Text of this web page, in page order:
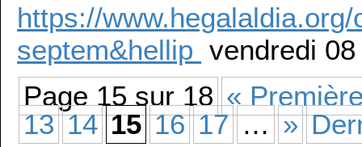
https://
septem&hellip vendredi
Page 15 sur 18 «
13 14 15 16 17 … »